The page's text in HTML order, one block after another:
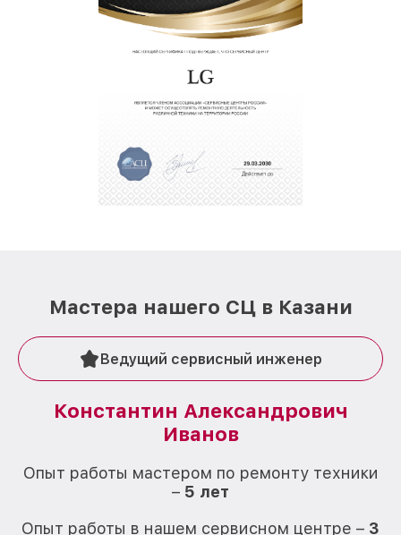
Мастера нашего СЦ в Казани
Ведущий сервисный инженер
Константин Александрович
Иванов
Опыт работы мастером по ремонту техники
– 5 лет
Опыт работы в нашем сервисном центре – 3